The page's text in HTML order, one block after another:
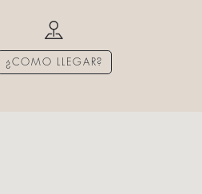
¿COMO LLEGAR?